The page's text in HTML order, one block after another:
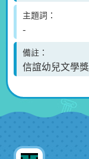
主題詞
-
備註
信誼幼兒文學獎